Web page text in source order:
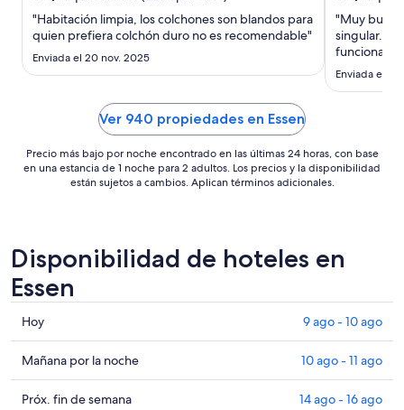
noche
del
ago
19
ago
"Habitación limpia, los colchones son blandos para
quien prefiera colchón duro no es recomendable"
Enviada el 20 nov. 2025
"Muy
singular.
funciona el
Enviada el
Ver 940 propiedades en Essen
Precio más bajo por noche encontrado en las últimas 24 horas, con base
en una estancia de 1 noche para 2 adultos. Los precios y la disponibilidad
están sujetos a cambios. Aplican términos adicionales.
Disponibilidad de hoteles en
Essen
Consultar
precios
en
Essen
para
Hoy 9 ago - 10 ago
Consultar
precios
en
Mañana por la noche 10 ago - 11 ago
Consultar
Próx. fin de semana 14 ago - 16 ago